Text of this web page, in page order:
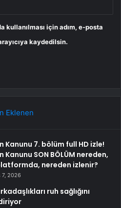
kullanılması için adım, e-posta
kaydedilsin.
Eklenen
Kanunu 7. bölüm full HD izle!
Kanunu SON BÖLÜM nereden,
nereden izlenir?
7, 2026
ruh sağlığını